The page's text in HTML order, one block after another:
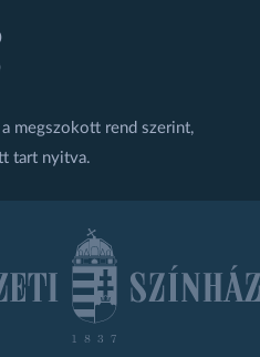
megszokott rend szerint,
tart nyitva.